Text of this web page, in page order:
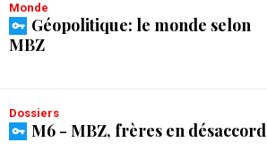
Monde
Géopolitique: le monde selon
MBZ
Dossiers
M6 - MBZ, frères en désaccord